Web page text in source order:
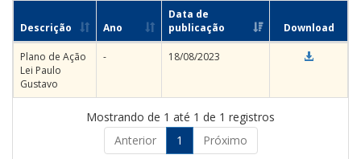
Descrição Ano
Data de
publicação
Download
Plano de Ação
Lei Paulo
Gustavo
- 18/08/2023
Mostrando de 1 até 1 de 1 registros
Anterior
1 Próximo